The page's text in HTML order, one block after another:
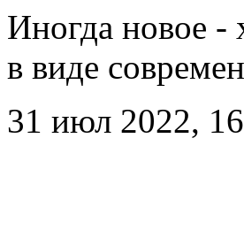
Иногда новое -
в виде
31 июл 2022,